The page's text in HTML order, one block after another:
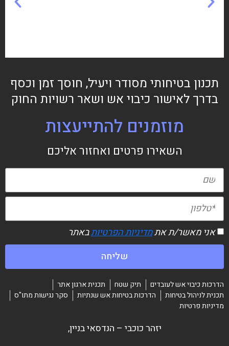
תכנון בטיחותי מסודר ויעיל, חוסך זמן וכסף
בדרך לאישור כיבוי אש ושאר רשויות החוק
מוזמנים להתייעצות
השאירו פרטים ואחזור אליכם
אני מאשר/ת אתמדיניות הפרטיותבאתר
שליחה
הדרכות כיבוי אש לעובדים תיק שטח
תכנית ארגון אתר
תכנית לניהול בטיחות
הדרכות בטיחות אש שנתיות
סקר נגישות מתו"ס
מדיניות פרטיות
יזהר כוכבי – הנדסאי בניין,